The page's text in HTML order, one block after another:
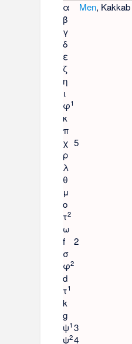
α Men, Kakkab
β
γ
δ
ε
ζ
η
ι
φ1
κ
π
χ 5
ρ
λ
θ
μ
ο
τ2
ω
f 2
σ
φ2
d
τ1
k
g
ψ1 3
ψ24